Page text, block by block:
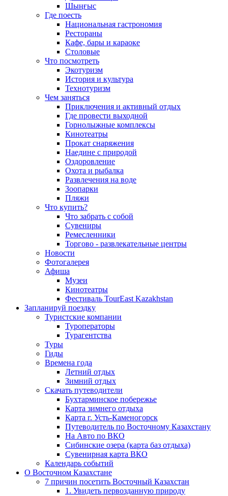
Шыңғыс
Где поесть
Национальная гастрономия
Рестораны
Кафе, бары и караоке
Столовые
Что посмотреть
Экотуризм
История и культура
Технотуризм
Чем заняться
Приключения и активный отдых
Где провести выходной
Горнолыжные комплексы
Кинотеатры
Прокат снаряжения
Наедине с природой
Оздоровление
Охота и рыбалка
Развлечения на воде
Зоопарки
Пляжи
Что купить?
Что забрать с собой
Сувениры
Ремесленники
Торгово - развлекательные центры
Новости
Фотогалерея
Афиша
Музеи
Кинотеатры
Фестиваль TourEast Kazakhstan
Запланируй поездку
Туристские компании
Туроператоры
Турагентства
Туры
Гиды
Времена года
Летний отдых
Зимний отдых
Скачать путеводители
Бухтарминское побережье
Карта зимнего отдыха
Карта г. Усть-Каменогорск
Путеводитель по Восточному Казахстану
На Авто по ВКО
Сибинские озера (карта баз отдыха)
Сувенирная карта ВКО
Календарь событий
О Восточном Казахстане
7 причин посетить Восточный Казахстан
1. Увидеть первозданную природу